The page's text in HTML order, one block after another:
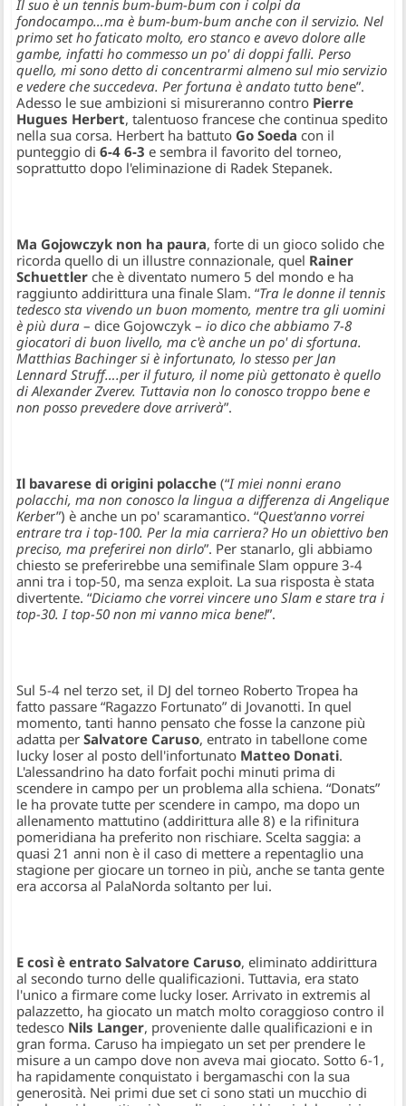
Il suo è un tennis bum-bum-bum con i colpi da
fondocampo…ma è bum-bum-bum anche con il servizio. Nel
primo set ho faticato molto, ero stanco e avevo dolore alle
gambe, infatti ho commesso un po' di doppi falli. Perso
quello, mi sono detto di concentrarmi almeno sul mio servizio
e vedere che succedeva. Per fortuna è andato tutto bene”.
Adesso le sue ambizioni si misureranno contro Pierre
Hugues Herbert, talentuoso francese che continua spedito
nella sua corsa. Herbert ha battuto Go Soeda con il
punteggio di6-4 6-3 e sembra il favorito del torneo,
soprattutto dopo l'eliminazione di Radek Stepanek.
Ma Gojowczyk non ha paura, forte di un gioco solido che
ricorda quello di un illustre connazionale, quel Rainer
Schuettler che è diventato numero 5 del mondo e ha
raggiunto addirittura una finale Slam. “Tra le donne il tennis
tedesco sta vivendo un buon momento, mentre tra gli uomini
è più dura – dice Gojowczyk – io dico che abbiamo 7-8
giocatori di buon livello, ma c'è anche un po' di sfortuna.
Matthias Bachinger si è infortunato, lo stesso per Jan
Lennard Struff….per il futuro, il nome più gettonato è quello
di Alexander Zverev. Tuttavia non lo conosco troppo bene e
non posso prevedere dove arriverà”.
Il bavarese di origini polacche (“I miei nonni erano
polacchi, ma non conosco la lingua a differenza di Angelique
Kerber”) è anche un po' scaramantico. “Quest'anno vorrei
entrare tra i top-100. Per la mia carriera? Ho un obiettivo ben
preciso, ma preferirei non dirlo”. Per stanarlo, gli abbiamo
chiesto se preferirebbe una semifinale Slam oppure 3-4
anni tra i top-50, ma senza exploit. La sua risposta è stata
divertente. “Diciamo che vorrei vincere uno Slam e stare tra i
top-30. I top-50 non mi vanno mica bene!”.
Sul 5-4 nel terzo set, il DJ del torneo Roberto Tropea ha
fatto passare “Ragazzo Fortunato” di Jovanotti. In quel
momento, tanti hanno pensato che fosse la canzone più
adatta per Salvatore Caruso, entrato in tabellone come
lucky loser al posto dell'infortunato Matteo Donati.
L'alessandrino ha dato forfait pochi minuti prima di
scendere in campo per un problema alla schiena. “Donats”
le ha provate tutte per scendere in campo, ma dopo un
allenamento mattutino (addirittura alle 8) e la rifinitura
pomeridiana ha preferito non rischiare. Scelta saggia: a
quasi 21 anni non è il caso di mettere a repentaglio una
stagione per giocare un torneo in più, anche se tanta gente
era accorsa al PalaNorda soltanto per lui.
E così è entrato Salvatore Caruso, eliminato addirittura
al secondo turno delle qualificazioni. Tuttavia, era stato
l'unico a firmare come lucky loser. Arrivato in extremis al
palazzetto, ha giocato un match molto coraggioso contro il
tedesco Nils Langer, proveniente dalle qualificazioni e in
gran forma. Caruso ha impiegato un set per prendere le
misure a un campo dove non aveva mai giocato. Sotto 6-1,
ha rapidamente conquistato i bergamaschi con la sua
generosità. Nei primi due set ci sono stati un mucchio di